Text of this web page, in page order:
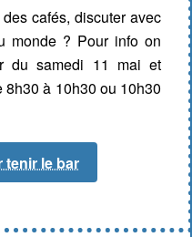
cafés, discuter avec
monde ? Pour info on
du samedi 11 mai et
à 10h30 ou 10h30
tenir le bar